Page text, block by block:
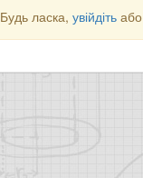
Будь ласка, увійдіть або